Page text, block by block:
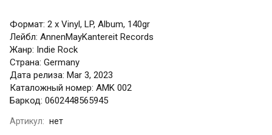
Формат: 2 x Vinyl, LP, Album, 140gr
Лейбл: AnnenMayKantereit Records
Жанр: Indie Rock
Страна: Germany
Дата релиза: Mar 3, 2023
Каталожный номер: AMK 002
Баркод: 0602448565945
Артикул: нет